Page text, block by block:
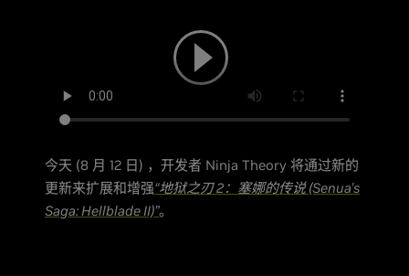
今天 (8 月 12 日) ，开发者 Ninja Theory 将通过新的
更新来扩展和增强“地狱之刃 2：塞娜的传说 (Senua's
Saga: Hellblade II)”。